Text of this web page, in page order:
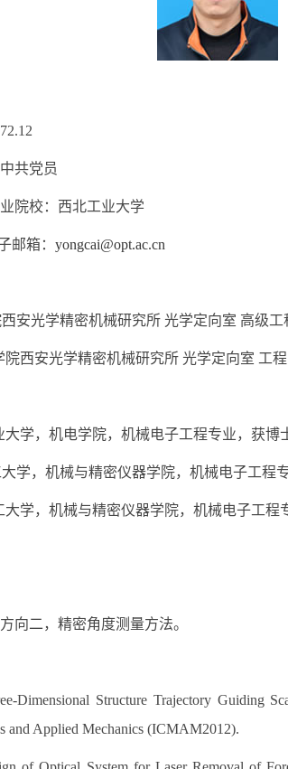
共党员
院校：西北工业大学
邮箱： yongcai@opt.ac.cn
安光学精密机械研究所 光学定向室 高级工
院西安光学精密机械研究所 光学定向室 工
大学，机电学院，机械电子工程专业，获博
大学，机械与精密仪器学院，机械电子工程
大学，机械与精密仪器学院，机械电子工程
向二，精密角度测量方法。
Dimensional Structure Trajectory Guiding
and Applied Mechanics (ICMAM2012).